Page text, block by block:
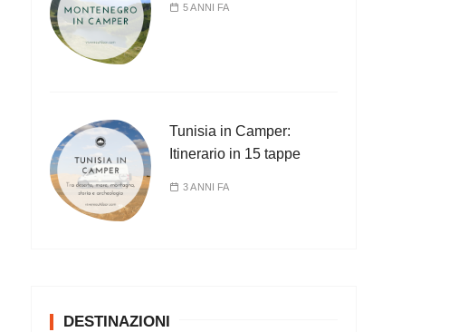
5 ANNI FA
Tunisia in Camper:
Itinerario in 15 tappe
3 ANNI FA
DESTINAZIONI